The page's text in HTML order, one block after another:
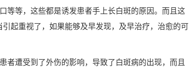
等等，这些都是诱发患者手上长白斑的原因。而且这
起重视了，如果能够及早发现，及早治疗，治愈的可
者遭受到了外伤的影响，导致了白斑病的出现，而且